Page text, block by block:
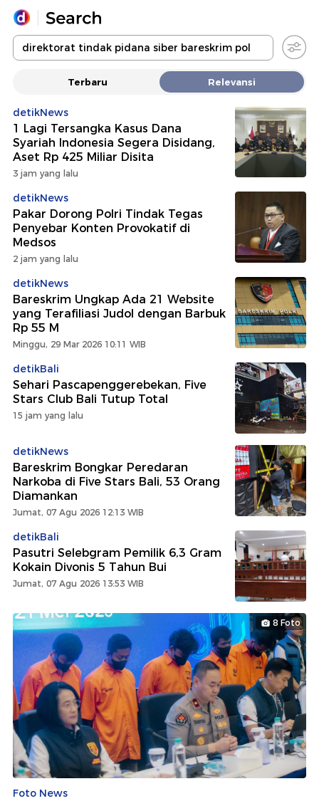
Yang sedang ramai dicari
Promoted
Terakhir yang dicari
Terbaru Relevansi
detikNews
1 Lagi Tersangka Kasus Dana
Syariah Indonesia Segera Disidang,
Aset Rp 425 Miliar Disita
3 jam yang lalu
detikNews
Pakar Dorong Polri Tindak Tegas
Penyebar Konten Provokatif di
Medsos
2 jam yang lalu
detikNews
Bareskrim Ungkap Ada 21 Website
yang Terafiliasi Judol dengan Barbuk
Rp 55 M
Minggu, 29 Mar 2026 10:11 WIB
detikBali
Sehari Pascapenggerebekan, Five
Stars Club Bali Tutup Total
15 jam yang lalu
detikNews
Bareskrim Bongkar Peredaran
Narkoba di Five Stars Bali, 53 Orang
Diamankan
Jumat, 07 Agu 2026 12:13 WIB
detikBali
Pasutri Selebgram Pemilik 6,3 Gram
Kokain Divonis 5 Tahun Bui
Jumat, 07 Agu 2026 13:53 WIB
8 Foto
Foto News